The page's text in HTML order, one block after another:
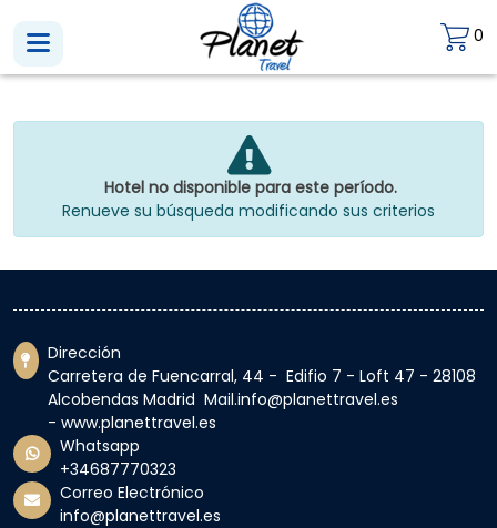
0
Hotel no disponible para este período.
Renueve su búsqueda modificando sus criterios
Dirección
Carretera de Fuencarral, 44 - Edifio 7 - Loft 47 - 28108
Alcobendas Madrid Mail.info@planettravel.es
- www.planettravel.es
Whatsapp
+34687770323
Correo Electrónico
info@planettravel.es